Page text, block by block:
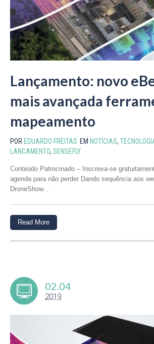
Lançamento: novo
mais avançada
mapeamento
POR EDUARDO FREITAS EM NOTÍCIAS,
LANCAMENTO, SENSEFLY
Conteúdo Patrocinado – Inscreva-se
agenda para não perder Dando sequência aos
DroneShow...
Read More
02.04
2019